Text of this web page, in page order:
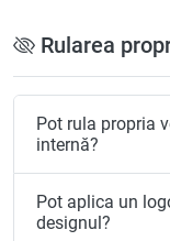
Rularea
Pot rula propria
internă?
Pot aplica un
designul?